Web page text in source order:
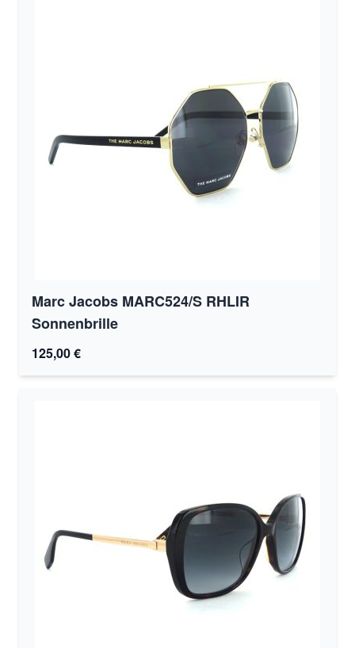
Marc Jacobs MARC524/S RHLIR
Sonnenbrille
125,00 €